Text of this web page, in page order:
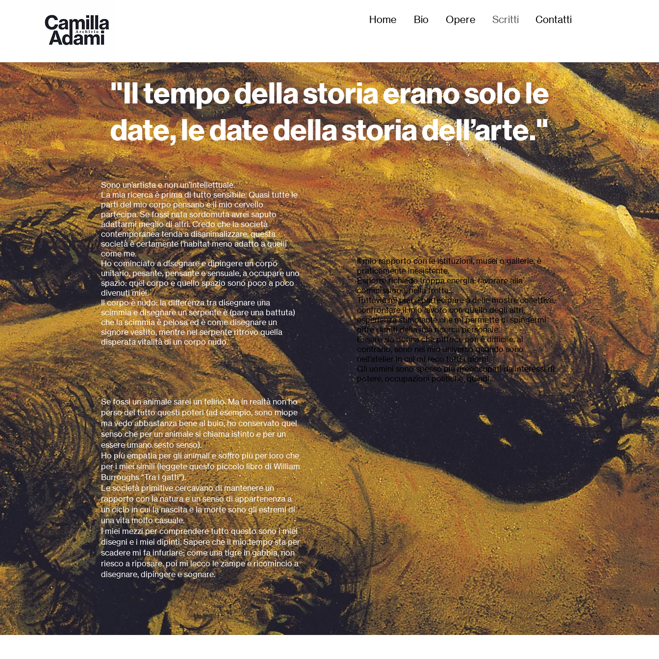
Home Bio Opere Scritti Contatti
"Il tempo della storia erano solo le
date, le date della storia dell’arte."
Sono un’artista e non un’intellettuale.
La mia ricerca è prima di tutto sensibile. Quasi tutte le
parti del mio corpo pensano e il mio cervello
partecipa. Se fossi nata sordomuta avrei saputo
adattarmi meglio di altri. Credo che la società
contemporanea tenda a disanimalizzare, questa
società è certamente l’habitat meno adatto a quelli
come me.
Ho cominciato a disegnare e dipingere un corpo
unitario, pesante, pensante e sensuale, a occupare uno
spazio: quel corpo e quello spazio sono poco a poco
divenuti miei.
Il corpo è nudo: la differenza tra disegnare una
scimmia e disegnare un serpente è (pare una battuta)
che la scimmia è pelosa ed è come disegnare un
signore vestito, mentre nel serpente ritrovo quella
disperata vitalità di un corpo nudo.
Se fossi un animale sarei un felino. Ma in realtà non ho
perso del tutto questi poteri (ad esempio, sono miope
ma vedo abbastanza bene al buio, ho conservato quel
senso che per un animale si chiama istinto e per un
essere umano sesto senso).
Ho più empatia per gli animali e soffro più per loro che
per i miei simili (leggete questo piccolo libro di William
Burroughs “Tra i gatti”).
Le società primitive cercavano di mantenere un
rapporto con la natura e un senso di appartenenza a
un ciclo in cui la nascita e la morte sono gli estremi di
una vita molto casuale.
I miei mezzi per comprendere tutto questo sono i miei
disegni e i miei dipinti. Sapere che il mio tempo sta per
scadere mi fa infuriare: come una tigre in gabbia, non
riesco a riposare, poi mi lecco le zampe e ricomincio a
disegnare, dipingere e sognare.
Il mio rapporto con le istituzioni, musei o gallerie, è
praticamente inesistente.
Esporre richiede troppa energia: lavorare alla
commissione, nella fretta…
Tuttavia mi piace partecipare a delle mostre collettive,
confrontare il mio lavoro con quello degli altri,
esperienza stimolante che mi permette di spingermi
oltre i limiti della mia ricerca personale.
Essere sia donna che pittrice non è difficile, al
contrario, sono nel mio universo quando sono
nell’atelier in cui mi reco tutti i giorni.
Gli uomini sono spesso più preoccupati da interessi di
potere, occupazioni politiche, quindi…